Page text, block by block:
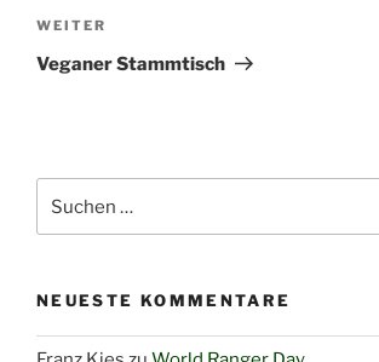
Nächster
Beitrag
WEITER
Veganer Stammtisch
nach:
NEUESTE KOMMENTARE